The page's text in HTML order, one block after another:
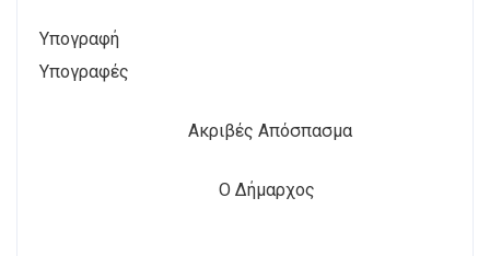
Υπογραφή
Υπογραφές
Ακριβές Απόσπασμα
Ο Δήμαρχος